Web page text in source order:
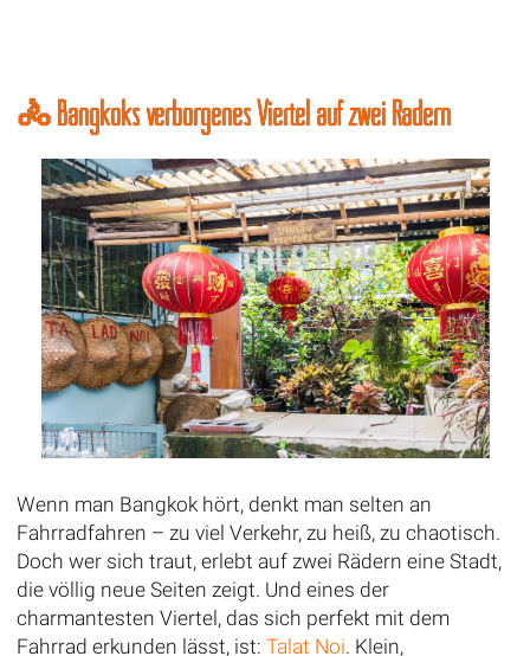
🚴 Bangkoks verborgenes Viertel auf zwei Rädern
Wenn man Bangkok hört, denkt man selten an
Fahrradfahren – zu viel Verkehr, zu heiß, zu chaotisch.
Doch wer sich traut, erlebt auf zwei Rädern eine Stadt,
die völlig neue Seiten zeigt. Und eines der
charmantesten Viertel, das sich perfekt mit dem
Fahrrad erkunden lässt, ist: Talat Noi. Klein,